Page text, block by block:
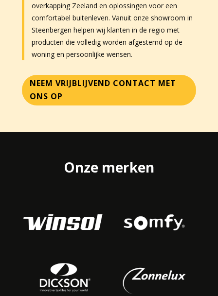
overkapping Zeeland en oplossingen voor een
comfortabel buitenleven. Vanuit onze showroom in
Steenbergen helpen wij klanten in de regio met
producten die volledig worden afgestemd op de
woning en persoonlijke wensen.
NEEM VRIJBLIJVEND CONTACT MET
ONS OP
Onze merken